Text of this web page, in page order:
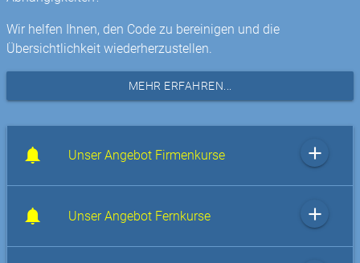
Wir helfen Ihnen, den Code zu bereinigen und die
Übersichtlichkeit wiederherzustellen.
MEHR ERFAHREN...
Unser Angebot Firmenkurse add
Unser Angebot Fernkurse add